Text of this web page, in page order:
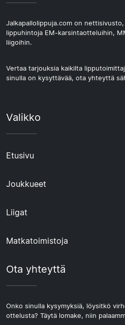
Jalkapallolippuja.com on
lippuhintoja EM-karsintaotteluihin,
liigoihin.
Vertaa tarjouksia kaikilta
sinulla on kysyttävää, ota yhteyttä
Valikko
Etusivu
Joukkueet
Liigat
Matkatoimistoja
Ota yhteyttä
Onko sinulla kysymyksiä, löysitkö
ottelusta? Täytä lomake, niin